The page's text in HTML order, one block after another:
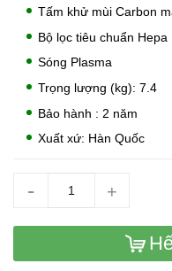
Tấm khử mùi Carbon
Bộ lọc tiêu chuẩn Hepa
Sóng Plasma
Trọng lượng (kg): 7.4
Bảo hành : 2 năm
Xuất xứ: Hàn Quốc
- +